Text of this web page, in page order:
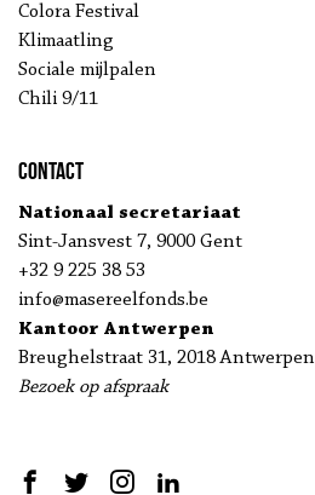
Colora Festival
Klimaatling
Sociale mijlpalen
Chili 9/11
Contact
Nationaal secretariaat
Sint-Jansvest 7, 9000 Gent
+32 9 225 38 53
info@masereelfonds.be
Kantoor Antwerpen
Breughelstraat 31, 2018 Antwerpen
Bezoek op afspraak